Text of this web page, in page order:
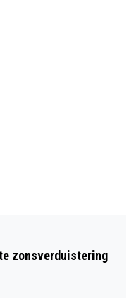
DE
JOHN TANA
NAAR
zonsverduistering